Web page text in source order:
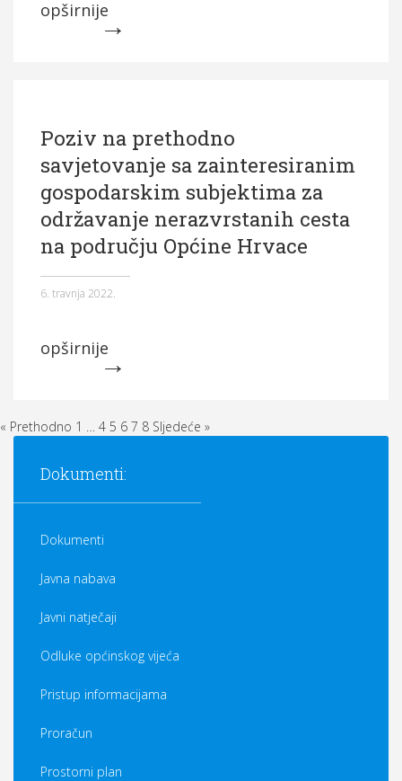
opširnije
Poziv na prethodno
savjetovanje sa zainteresiranim
gospodarskim subjektima za
održavanje nerazvrstanih cesta
na području Općine Hrvace
6. travnja 2022.
opširnije
« Prethodno 1 4 5 6 7 8 Sljedeće »
Dokumenti:
Dokumenti
Javna nabava
Javni natječaji
Odluke općinskog vijeća
Pristup informacijama
Proračun
Prostorni plan